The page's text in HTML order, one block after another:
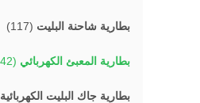
بطارية شاحنة البليت (117)
بطارية المعبئ الكهربائي (42)
بطارية جاك البليت الكهربائية